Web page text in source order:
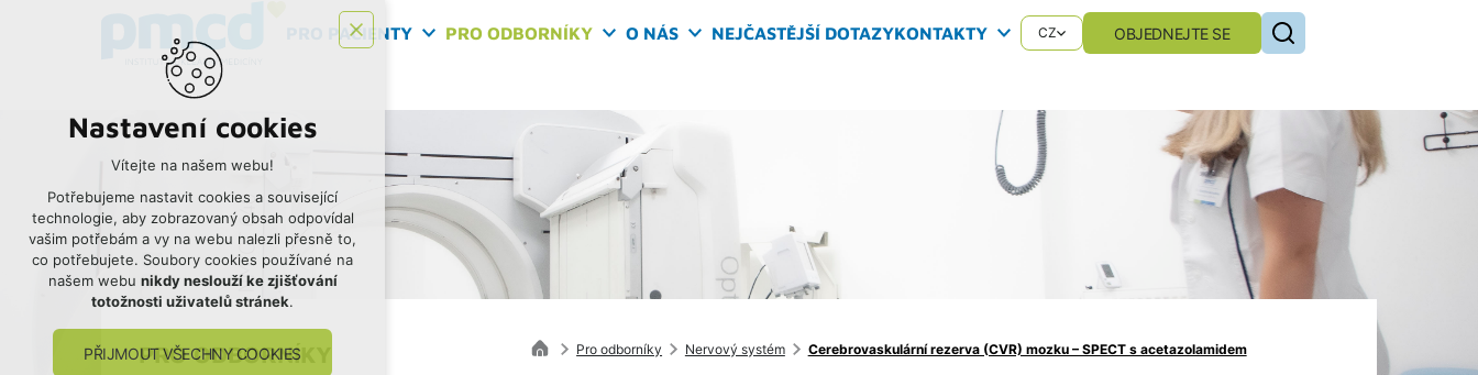
PRO PACIENTY PRO ODBORNÍKY O NÁS NEJČASTĚJŠÍ DOTAZYKONTAKTY CZ OBJEDNEJTE SE
Pro odborníky Nervový systém Cerebrovaskulární rezerva (CVR) mozku – SPECT s acetazolamidem
PRO ODBORNÍKY
Nastavení cookies
Vítejte na našem webu!
Potřebujeme nastavit cookies a související
technologie, aby zobrazovaný obsah odpovídal
vašim potřebám a vy na webu nalezli přesně to,
co potřebujete. Soubory cookies používané na
našem webu nikdy neslouží ke zjišťování
totožnosti uživatelů stránek.
PŘIJMOUT VŠECHNY COOKIES